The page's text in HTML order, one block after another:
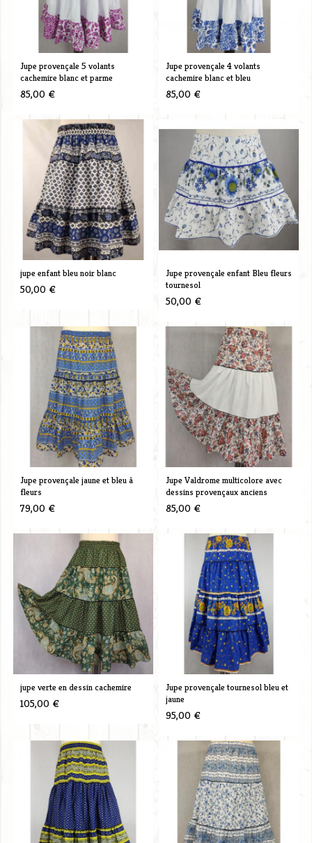
Jupe provençale 5 volants
cachemire blanc et parme
85,00 €
Jupe provençale 4 volants
cachemire blanc et bleu
85,00 €
jupe enfant bleu noir blanc
50,00 €
Jupe provençale enfant Bleu fleurs
tournesol
50,00 €
Jupe provençale jaune et bleu à
fleurs
79,00 €
Jupe Valdrome multicolore avec
dessins provençaux anciens
85,00 €
jupe verte en dessin cachemire
105,00 €
Jupe provençale tournesol bleu et
jaune
95,00 €